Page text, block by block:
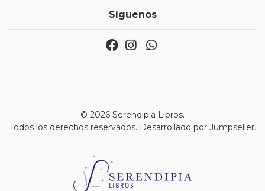
Síguenos
© 2026 Serendipia Libros.
Todos los derechos reservados. Desarrollado por Jumpseller.